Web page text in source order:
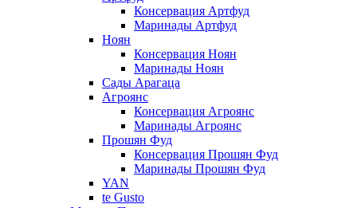
Консервация Артфуд
Маринады Артфуд
Ноян
Консервация Ноян
Маринады Ноян
Сады Арагаца
Агроянс
Консервация Агроянс
Маринады Агроянс
Прошян Фуд
Консервация Прошян Фуд
Маринады Прошян Фуд
YAN
te Gusto